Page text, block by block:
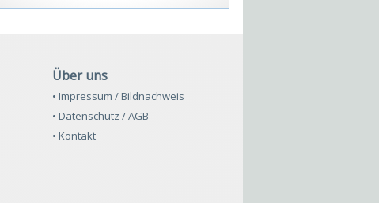
Über uns
• Impressum / Bildnachweis
• Datenschutz / AGB
• Kontakt